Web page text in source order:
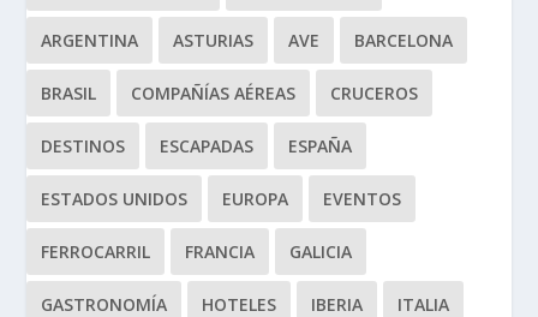
ARGENTINA ASTURIAS AVE BARCELONA
BRASIL COMPAÑÍAS AÉREAS CRUCEROS
DESTINOS ESCAPADAS ESPAÑA
ESTADOS UNIDOS EUROPA EVENTOS
FERROCARRIL FRANCIA GALICIA
GASTRONOMÍA HOTELES IBERIA ITALIA